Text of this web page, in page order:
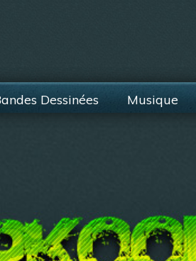
Dessinées Musique